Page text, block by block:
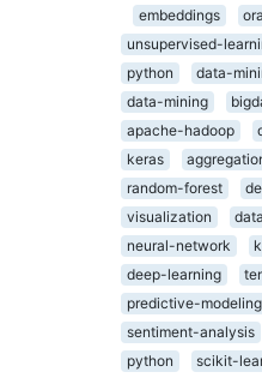
embeddings
unsupervised-
python
data-
data-mining
apache-hadoop
keras
random-forest
visualization
data
neural-network
deep-learning
predictive-modeling
sentiment-analysis
python
scikit-